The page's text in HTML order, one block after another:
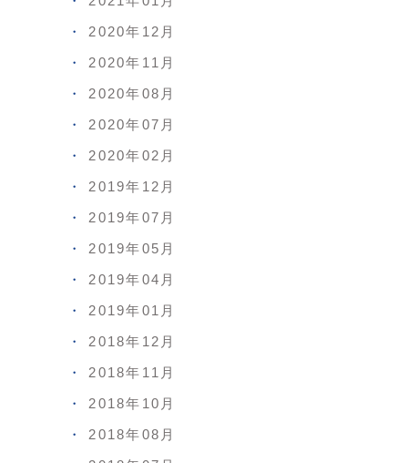
2020年12月
2020年11月
2020年08月
2020年07月
2020年02月
2019年12月
2019年07月
2019年05月
2019年04月
2019年01月
2018年12月
2018年11月
2018年10月
2018年08月